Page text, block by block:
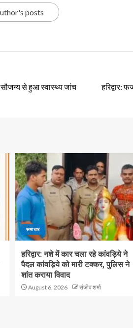
posts
सौजन्य से हुआ स्वास्थ्य जांच
हरिद्वार:
समाचार
हरिद्वार: नशे में कार चला रहे कांवड़िये ने
पैदल कांवड़िये को मारी टक्कर, पुलिस ने
शांत कराया विवाद
August 6, 2026 संजीव शर्मा